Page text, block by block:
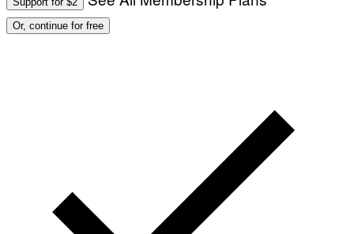
Or, continue for free